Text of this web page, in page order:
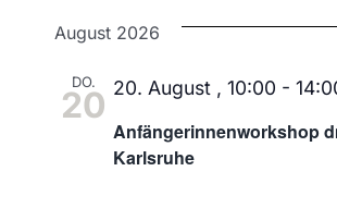
August 2026
DO.
20
Anfängerinnenworkshop
Karlsruhe
20. August , 10:00 -